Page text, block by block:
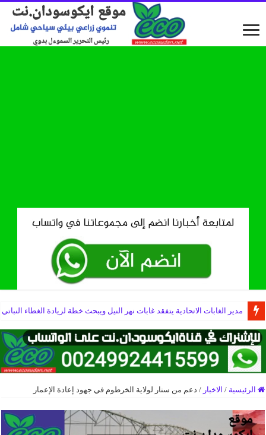
مدير الغابات الاتحادية يتفقد غابات نهر النيل ويبحث خطة لزيادة الغطاء النباتي
الرئيسية / الاخبار / دعم من سنار لولاية الخرطوم في جهود إعادة الإعمار